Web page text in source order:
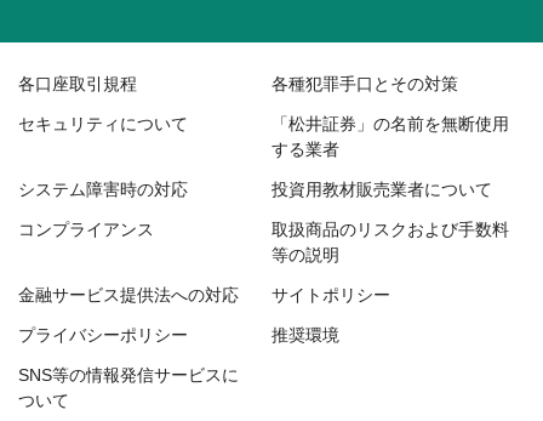
各口座取引規程 各種犯罪手口とその対策
セキュリティについて
「松井証券」の名前を無断使用
する業者
システム障害時の対応 投資用教材販売業者について
コンプライアンス
取扱商品のリスクおよび手数料
等の説明
金融サービス提供法への対応 サイトポリシー
プライバシーポリシー 推奨環境
SNS等の情報発信サービスに
ついて